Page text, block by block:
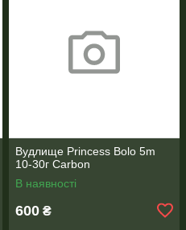
Вудлище Princess Bolo 5m
10-30г Carbon
В наявності
600 ₴